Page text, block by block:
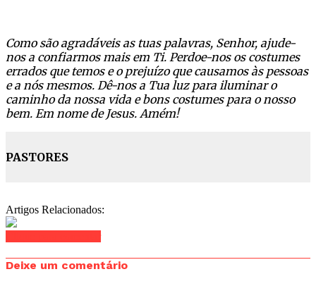
Como são agradáveis as tuas palavras, Senhor, ajude-
nos a confiarmos mais em Ti. Perdoe-nos os costumes
errados que temos e o prejuízo que causamos às pessoas
e a nós mesmos. Dê-nos a Tua luz para iluminar o
caminho da nossa vida e bons costumes para o nosso
bem. Em nome de Jesus. Amém!
PASTORES
Artigos Relacionados:
Deixe um comentário